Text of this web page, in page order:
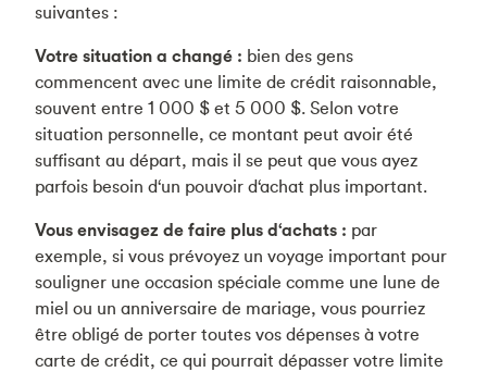
suivantes :
Votre situation a changé : bien des gens
commencent avec une limite de crédit raisonnable,
souvent entre 1 000 $ et 5 000 $. Selon votre
situation personnelle, ce montant peut avoir été
suffisant au départ, mais il se peut que vous ayez
parfois besoin d‘un pouvoir d‘achat plus important.
Vous envisagez de faire plus d‘achats : par
exemple, si vous prévoyez un voyage important pour
souligner une occasion spéciale comme une lune de
miel ou un anniversaire de mariage, vous pourriez
être obligé de porter toutes vos dépenses à votre
carte de crédit, ce qui pourrait dépasser votre limite